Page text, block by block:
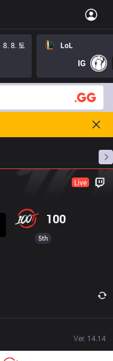
8. 8. 토
LoL
IG
프로빌
Live
100
5th
Ver. 14.14